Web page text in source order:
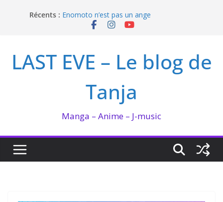
Récents : Enomoto n’est pas un ange
QUEEN BEE enflamme le Bataclan
I’m not in love de Zeniko Sumiya
LAST EVE – Le blog de
Tanja
Manga – Anime – J-music